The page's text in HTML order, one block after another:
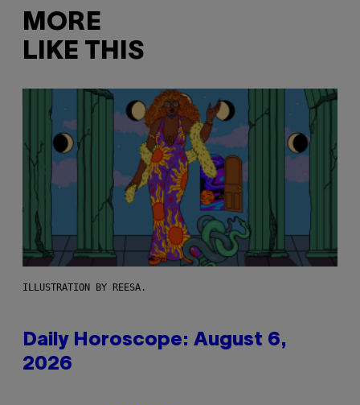
MORE
LIKE THIS
ILLUSTRATION BY REESA.
Daily Horoscope: August 6,
2026